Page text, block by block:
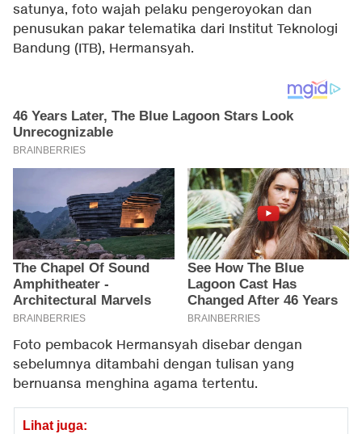
satunya, foto wajah pelaku pengeroyokan dan
penusukan pakar telematika dari Institut Teknologi
Bandung (ITB), Hermansyah.
Foto pembacok Hermansyah disebar dengan
sebelumnya ditambahi dengan tulisan yang
bernuansa menghina agama tertentu.
Lihat juga: